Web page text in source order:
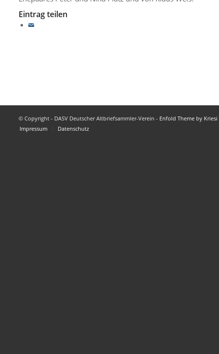
Eintrag teilen
© Copyright - DASV Deutscher Altbriefsammler-Verein - Enfold Theme by Kriesi
Impressum
Datenschutz